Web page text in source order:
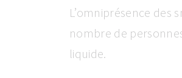
L’omniprésence des
nombre de
liquide.